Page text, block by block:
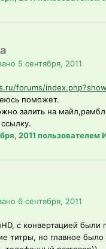
5 сентября, 2011
forums/
поможет.
залить на
2011 пользователем
6 сентября, 2011
с конвертацией были
титры, но главное